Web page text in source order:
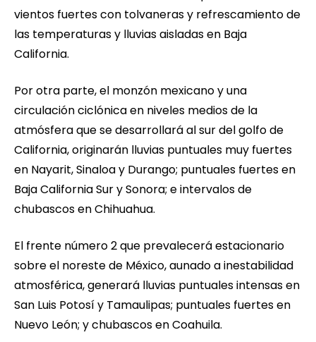
vientos fuertes con tolvaneras y refrescamiento de
las temperaturas y lluvias aisladas en Baja
California.
Por otra parte, el monzón mexicano y una
circulación ciclónica en niveles medios de la
atmósfera que se desarrollará al sur del golfo de
California, originarán lluvias puntuales muy fuertes
en Nayarit, Sinaloa y Durango; puntuales fuertes en
Baja California Sur y Sonora; e intervalos de
chubascos en Chihuahua.
El frente número 2 que prevalecerá estacionario
sobre el noreste de México, aunado a inestabilidad
atmosférica, generará lluvias puntuales intensas en
San Luis Potosí y Tamaulipas; puntuales fuertes en
Nuevo León; y chubascos en Coahuila.